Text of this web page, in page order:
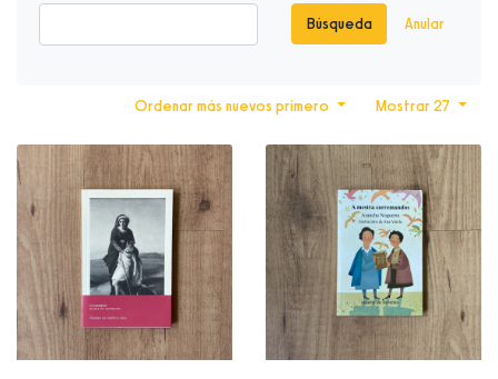
Búsqueda Anular
Mostrar 27
Ordenar más nuevos primero